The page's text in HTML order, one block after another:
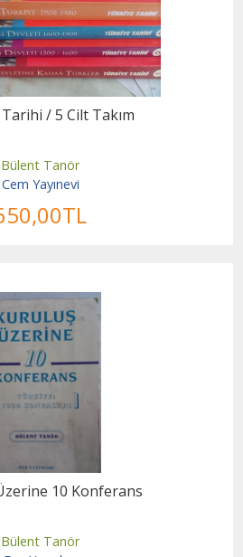
/ 5 Cilt Takım
Bülent Tanör
Cem Yayınevi
,00TL
10 Konferans
Bülent Tanör